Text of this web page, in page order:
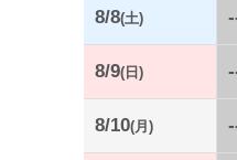
8/8(土)
8/9(日)
8/10(月)